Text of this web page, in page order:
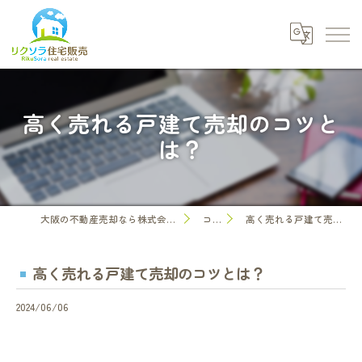
高く売れる戸建て売却のコツと
は？
大阪の不動産売却なら株式会社リクソラ住宅販売 コラム 高く売れる戸建て売却のコツとは？
高く売れる戸建て売却のコツとは？
2024/06/06